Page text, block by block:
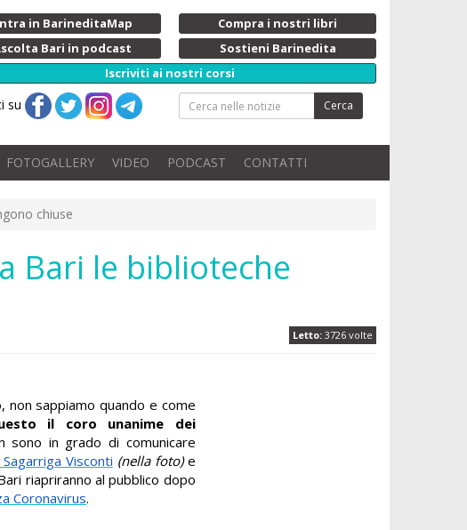
in BarineditaMap
Compra i nostri libri
Bari in podcast
Sostieni Barinedita
Iscriviti ai nostri corsi
su Cerca
FOTOGALLERY VIDEO PODCAST CONTATTI
chiuse
Bari le biblioteche
Letto: 3726 volte
non sappiamo quando e come
il coro unanime dei
sono in grado di comunicare
Visconti (nella foto)e
riapriranno al pubblico dopo
Coronavirus.